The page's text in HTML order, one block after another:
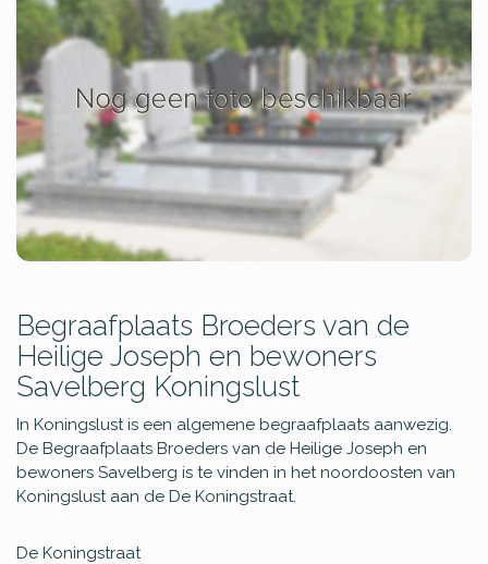
Begraafplaats Broeders van de
Heilige Joseph en bewoners
Savelberg Koningslust
In Koningslust is een algemene begraafplaats aanwezig.
De Begraafplaats Broeders van de Heilige Joseph en
bewoners Savelberg is te vinden in het noordoosten van
Koningslust aan de De Koningstraat.
De Koningstraat